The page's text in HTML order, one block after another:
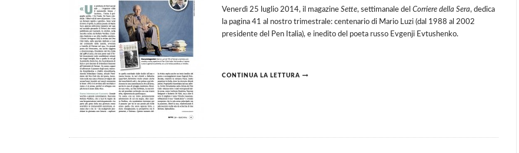
Venerdì 25 luglio 2014, il magazine Sette, settimanale del Corriere della Sera, dedica
la pagina 41 al nostro trimestrale: centenario di Mario Luzi (dal 1988 al 2002
presidente del Pen Italia), e inedito del poeta russo Evgenji Evtushenko.
CONTINUA LA LETTURA